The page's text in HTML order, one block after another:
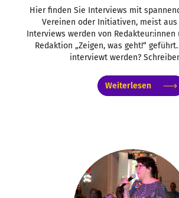
Hier finden Sie Interviews mit
Vereinen oder Initiativen, meist aus
Interviews werden von
Redaktion „Zeigen, was geht!“
interviewt werden?
Weiterlesen